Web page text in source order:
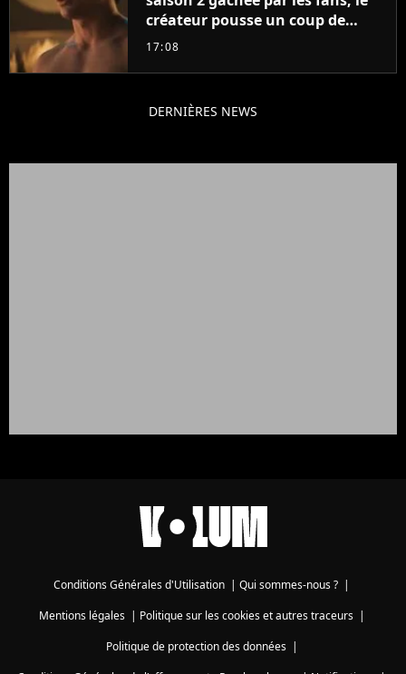
créateur pousse un coup de
gueule
17:08
DERNIÈRES NEWS
Conditions Générales d'Utilisation | Qui sommes-nous ? |
Mentions légales| Politique sur les cookies et autres traceurs|
Politique de protection des données|